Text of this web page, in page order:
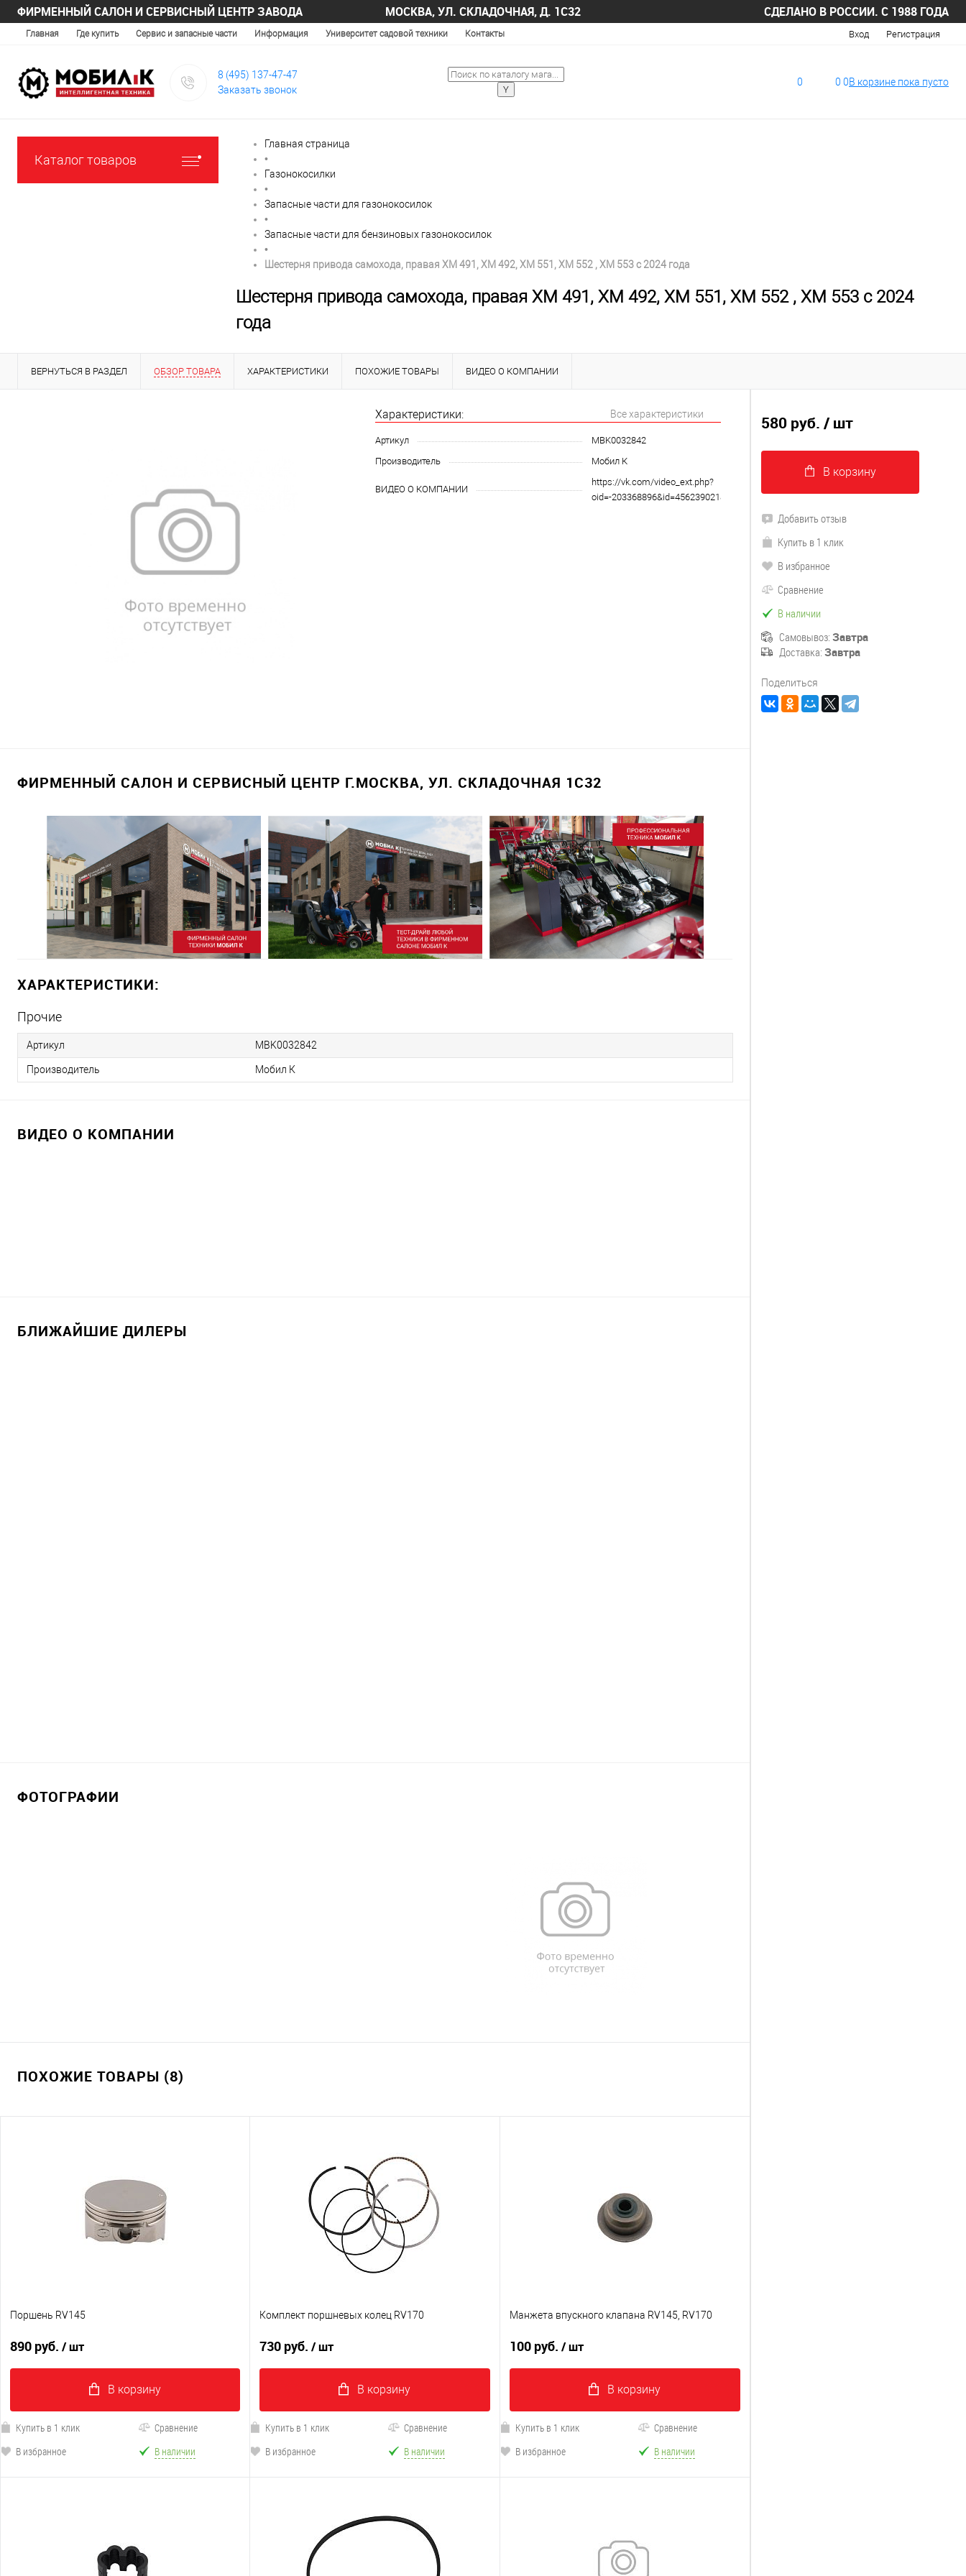
ФИРМЕННЫЙ САЛОН И СЕРВИСНЫЙ ЦЕНТР ЗАВОДА МОСКВА, УЛ. СКЛАДОЧНАЯ, Д. 1С32 СДЕЛАНО В РОССИИ. С 1988 ГОДА
Главная Где купить Сервис и запасные части Информация Университет садовой техники Контакты Вход Регистрация
8 (495) 137-47-47
Заказать звонок
0 0 0В корзине пока пусто
Каталог товаров
Главная страница
•
Газонокосилки
•
Запасные части для газонокосилок
•
Запасные части для бензиновых газонокосилок
•
Шестерня привода самохода, правая XM 491, XM 492, XM 551, XM 552 , XM 553 с 2024 года
Шестерня привода самохода, правая XM 491, XM 492, XM 551, XM 552 , XM 553 с 2024
года
ВЕРНУТЬСЯ В РАЗДЕЛ ОБЗОР ТОВАРА ХАРАКТЕРИСТИКИ ПОХОЖИЕ ТОВАРЫ ВИДЕО О КОМПАНИИ
Характеристики: Все характеристики
Артикул
MBK0032842
Производитель
Мобил К
ВИДЕО О КОМПАНИИ
https://vk.com/video_ext.php?
oid=-203368896&id=456239021&hd=2
ФИРМЕННЫЙ САЛОН И СЕРВИСНЫЙ ЦЕНТР Г.МОСКВА, УЛ. СКЛАДОЧНАЯ 1С32
ХАРАКТЕРИСТИКИ:
Прочие
Артикул MBK0032842
Производитель Мобил К
ВИДЕО О КОМПАНИИ
БЛИЖАЙШИЕ ДИЛЕРЫ
ФОТОГРАФИИ
ПОХОЖИЕ ТОВАРЫ (8)
Поршень RV145
890 руб. / шт
В корзину
Купить в 1 клик
Сравнение
В избранное
В наличии
Комплект поршневых колец RV170
730 руб./ шт
В корзину
Купить в 1 клик
Сравнение
В избранное
В наличии
Манжета впускного клапана RV145, RV170
100 руб. / шт
В корзину
Купить в 1 клик
Сравнение
В избранное
В наличии
580 руб. / шт
В корзину
Добавить отзыв
Купить в 1 клик
В избранное
Сравнение
В наличии
Самовывоз: Завтра
Доставка: Завтра
Поделиться